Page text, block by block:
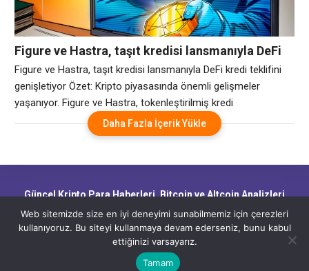
Figure ve Hastra, taşıt kredisi lansmanıyla DeFi
kredi teklifini genişletiyor
Figure ve Hastra, taşıt kredisi lansmanıyla DeFi kredi teklifini
genişletiyor Özet: Kripto piyasasında önemli gelişmeler
yaşanıyor. Figure ve Hastra, tokenleştirilmiş kredi
platformlarına otomobil kredileri ekleyerek merkezi olmayan
finans (DeFi) yatırımcılarının kullanabileceği gerçek dünya varlık
Cointelegraph ile Salı günü paylaşılan bir duyuruya göre, Figure
Daha Fazla İçerik Yükle
Güncel Kripto Para Haberleri, Bitcoin ve Altcoin Analizleri,
Blockchain Gelişmeleri ve Piyasa Trendleri
CryptoHaber.net - Güncel Kripto Para Haberleri, Bitcoin ve Altcoin
Analizleri, Blockchain Gelişmeleri ve Piyasa Trendleri
Web sitemizde size en iyi deneyimi sunabilmemiz için çerezleri
kullanıyoruz. Bu siteyi kullanmaya devam ederseniz, bunu kabul
ettiğinizi varsayarız.
Tamam